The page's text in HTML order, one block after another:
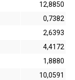
12,8850
0,7382
2,6393
4,4172
1,8880
10,0591